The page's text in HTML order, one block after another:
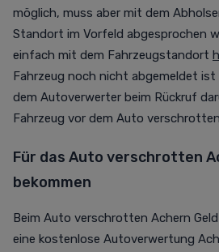
möglich, muss aber mit dem
Standort im Vorfeld abgesprochen
einfach mit dem Fahrzeugstandort
Fahrzeug noch nicht abgemeldet ist
dem Autoverwerter beim Rückruf
Fahrzeug vor dem Auto
Für das Auto verschrotten
bekommen
Beim Auto verschrotten Achern
eine kostenlose Autoverwertung